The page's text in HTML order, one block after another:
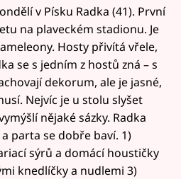
v Písku Radka (41). První
na plaveckém stadionu. Je
Hosty přivítá vřele,
se s jedním z hostů zná – s
dekorum, ale je jasné,
Nejvíc je u stolu slyšet
nějaké sázky. Radka
parta se dobře baví. 1)
sýrů a domácí houstičky
knedlíčky a nudlemi 3)